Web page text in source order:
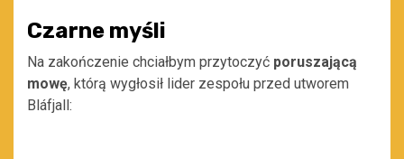
Czarne myśli
Na zakończenie chciałbym przytoczyć poruszającą
mowę, którą wygłosił lider zespołu przed utworem
Bláfjall: